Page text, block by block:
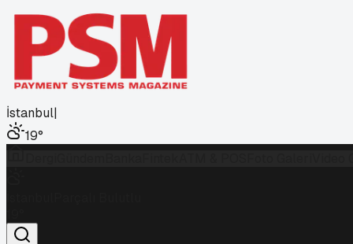
İstanbul|
19°